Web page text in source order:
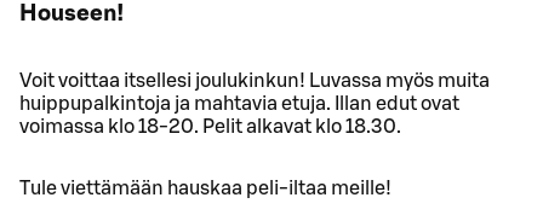
Houseen!
Voit voittaa itsellesi joulukinkun! Luvassa myös muita
huippupalkintoja ja mahtavia etuja. Illan edut ovat
voimassa klo 18-20. Pelit alkavat klo 18.30.
Tule viettämään hauskaa peli-iltaa meille!